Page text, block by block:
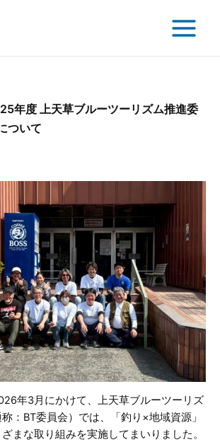
Menu
年度 上天草ブルーツーリズム推進委
ついて
年3月にかけて、上天草ブルーツーリズ
：BT委員会）では、「釣り×地域資源」
まな取り組みを実施してまいりました。